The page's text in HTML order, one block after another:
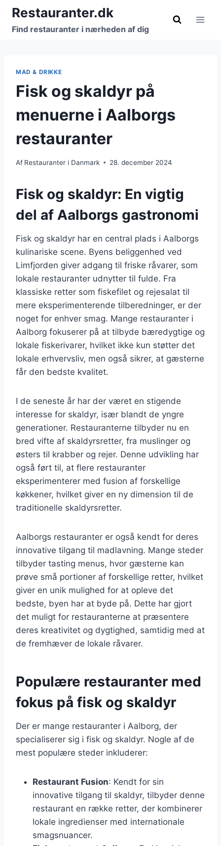
Fortsæt
indhold
Restauranter.dk
Find restauranter i nærheden af dig
MAD & DRIKKE
Fisk og skaldyr på
menuerne i Aalborgs
restauranter
Af Restauranter i Danmark 28. december 2024
Fisk og skaldyr: En vigtig
del af Aalborgs gastronomi
Fisk og skaldyr har en central plads i Aalborgs
kulinariske scene. Byens beliggenhed ved
Limfjorden giver adgang til friske råvarer, som
lokale restauranter udnytter til fulde. Fra
klassiske retter som fiskefilet og rejesalat til
mere eksperimenterende tilberedninger, er der
noget for enhver smag. Mange restauranter i
Aalborg fokuserer på at tilbyde bæredygtige og
lokale fiskerivarer, hvilket ikke kun støtter det
lokale erhvervsliv, men også sikrer, at gæsterne
får den bedste kvalitet.
I de seneste år har der været en stigende
interesse for skaldyr, især blandt de yngre
generationer. Restauranterne tilbyder nu en
bred vifte af skaldyrsretter, fra muslinger og
østers til krabber og rejer. Denne udvikling har
også ført til, at flere restauranter
eksperimenterer med fusion af forskellige
køkkener, hvilket giver en ny dimension til de
traditionelle skaldyrsretter.
Aalborgs restauranter er også kendt for deres
innovative tilgang til madlavning. Mange steder
tilbyder tasting menus, hvor gæsterne kan
prøve små portioner af forskellige retter, hvilket
giver en unik mulighed for at opleve det
bedste, byen har at byde på. Dette har gjort
det muligt for restauranterne at præsentere
deres kreativitet og dygtighed, samtidig med at
de fremhæver de lokale råvarer.
Populære restauranter med
fokus på fisk og skaldyr
Der er mange restauranter i Aalborg, der
specialiserer sig i fisk og skaldyr. Nogle af de
mest populære steder inkluderer:
Restaurant Fusion: Kendt for sin
innovative tilgang til skaldyr, tilbyder denne
restaurant en række retter, der kombinerer
lokale ingredienser med internationale
smagsnuancer.